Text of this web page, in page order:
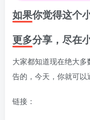
如果你觉得这个
更多分享，尽在
大家都知道现在绝大
告的，今天，你就可
链接：